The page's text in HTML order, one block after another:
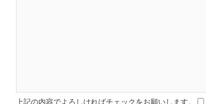
上記の内容でよろしければチェックをお願いします。